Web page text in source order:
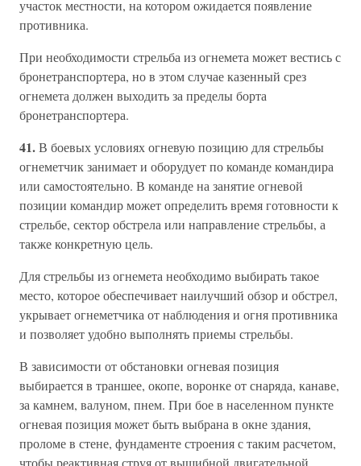
участок местности, на котором ожидается появление
противника.
При необходимости стрельба из огнемета может вестись с
бронетранспортера, но в этом случае казенный срез
огнемета должен выходить за пределы борта
бронетранспортера.
41.В боевых условиях огневую позицию для стрельбы
огнеметчик занимает и оборудует по команде командира
или самостоятельно. В команде на занятие огневой
позиции командир может определить время готовности к
стрельбе, сектор обстрела или направление стрельбы, а
также конкретную цель.
Для стрельбы из огнемета необходимо выбирать такое
место, которое обеспечивает наилучший обзор и обстрел,
укрывает огнеметчика от наблюдения и огня противника
и позволяет удобно выполнять приемы стрельбы.
В зависимости от обстановки огневая позиция
выбирается в траншее, окопе, воронке от снаряда, канаве,
за камнем, валуном, пнем. При бое в населенном пункте
огневая позиция может быть выбрана в окне здания,
проломе в стене, фундаменте строения с таким расчетом,
чтобы реактивная струя от вышибной двигательной